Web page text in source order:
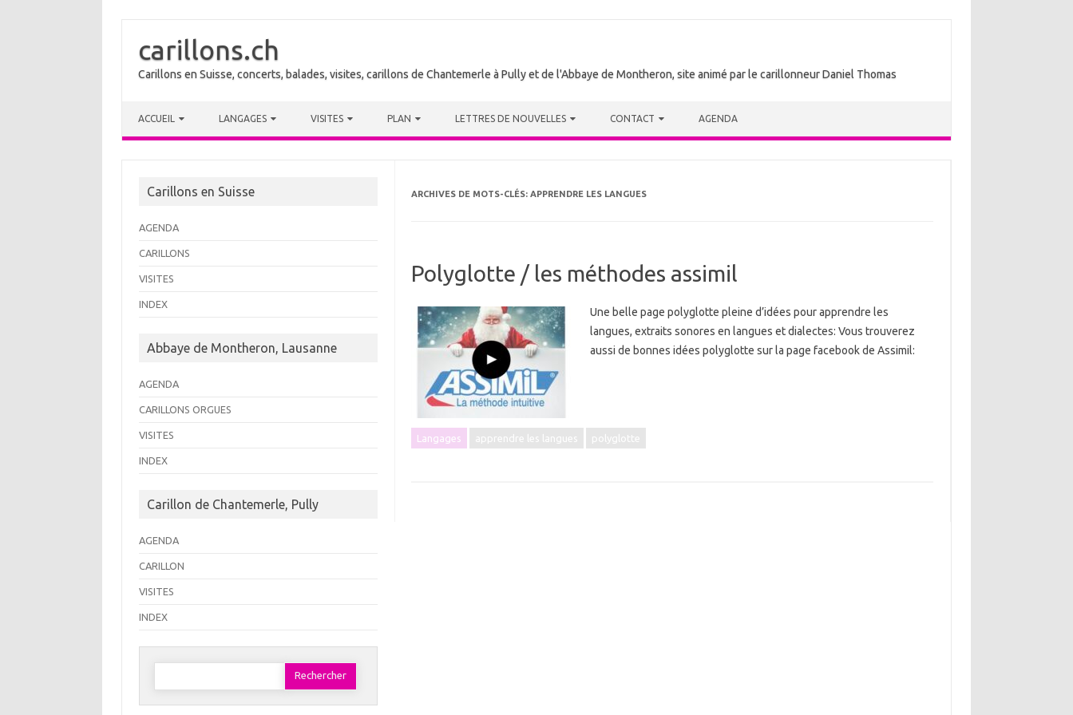
carillons.ch
Carillons en Suisse, concerts, balades, visites, carillons de Chantemerle à Pully et de l'Abbaye de Montheron, site animé par le carillonneur Daniel Thomas
ACCUEIL LANGAGES VISITES PLAN LETTRES DE NOUVELLES CONTACT AGENDA
ARCHIVES DE MOTS-CLÉS:APPRENDRE LES LANGUES
Polyglotte / les méthodes assimil
Une belle page polyglotte pleine d’idées pour apprendre les
langues, extraits sonores en langues et dialectes: Vous trouverez
aussi de bonnes idées polyglotte sur la page facebook de Assimil:
Langages apprendre les langues polyglotte
Carillons en Suisse
AGENDA
CARILLONS
VISITES
INDEX
Abbaye de Montheron, Lausanne
AGENDA
CARILLONS ORGUES
VISITES
INDEX
Carillon de Chantemerle, Pully
AGENDA
CARILLON
VISITES
INDEX
Rechercher :